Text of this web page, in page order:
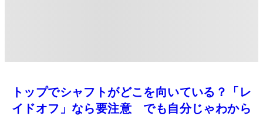
トップでシャフトがどこを向いている？「レ
イドオフ」なら要注意 でも自分じゃわから